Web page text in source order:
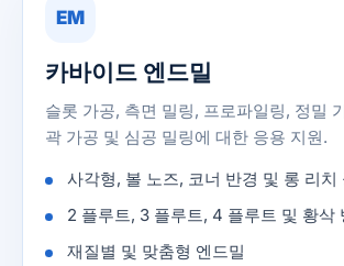
EM
카바이드 엔드밀
슬롯 가공, 측면 밀링, 프로파일링, 정밀
곽 가공 및 심공 밀링에 대한 응용 지원.
사각형, 볼 노즈, 코너 반경 및 롱 리치
2 플루트, 3 플루트, 4 플루트 및 황삭
재질별 및 맞춤형 엔드밀